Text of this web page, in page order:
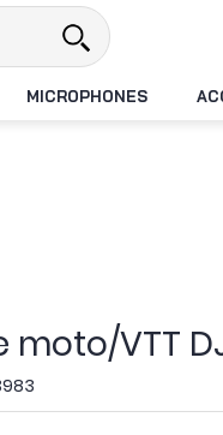
MICROPHONES
moto/VTT